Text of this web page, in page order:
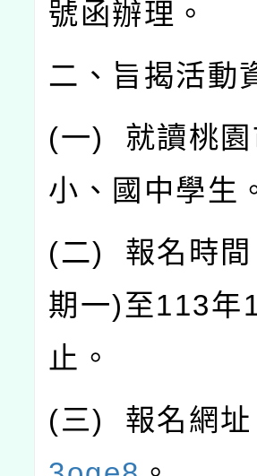
號函辦理。
二、旨揭活動
(一) 就讀桃
小、國中學生
(二) 報名時間
期一)至113年
止。
(三) 報名網址